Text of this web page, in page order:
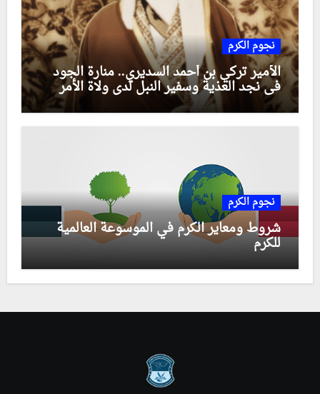
نجوم الكرم
الأمير تركي بن أحمد السديري.. منارة الجود
في نجد العذية وسفير النبل لدى ولاة الأمر
نجوم الكرم
شروط ومعاير الكرم في الموسوعة العالمية
للكرم